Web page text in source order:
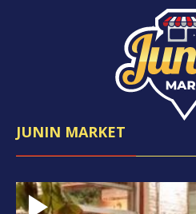
JUNIN MARKET